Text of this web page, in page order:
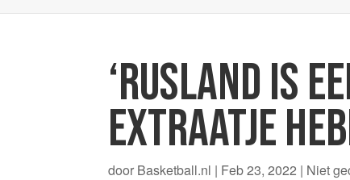
‘RUSLAND IS
EXTRAATJE
door Basketball.nl | Feb 23, 2022 | Niet